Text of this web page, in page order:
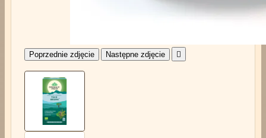
Poprzednie zdjęcie Następne zdjęcie 